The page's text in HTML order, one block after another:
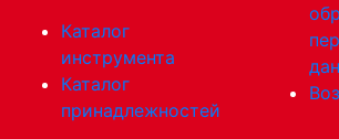
Каталог
инструмента
Каталог
принадлежностей